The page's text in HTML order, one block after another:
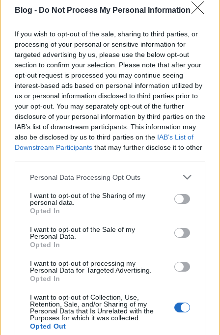
Blog - Do Not Process My Personal Information
If you wish to opt-out of the sale, sharing to third parties, or
processing of your personal or sensitive information for
targeted advertising by us, please use the below opt-out
section to confirm your selection. Please note that after your
opt-out request is processed you may continue seeing
interest-based ads based on personal information utilized by
us or personal information disclosed to third parties prior to
your opt-out. You may separately opt-out of the further
disclosure of your personal information by third parties on the
IAB’s list of downstream participants. This information may
also be disclosed by us to third parties on the IAB’s List of
Downstream Participants that may further disclose it to other
Please note that this website/app uses one or more Google
not limited to your visit or usage behaviour. You may click to
grant or deny consent to Google and its third-party tags to
use your data for below specified purposes in below Google
consent section.
Personal Data Processing Opt Outs
I want to opt-out of the Sharing of my
personal data.
Opted In
I want to opt-out of the Sale of my
Personal Data.
Opted In
I want to opt-out of processing my
Personal Data for Targeted Advertising.
Opted In
I want to opt-out of Collection, Use,
Retention, Sale, and/or Sharing of my
Personal Data that Is Unrelated with the
Purposes for which it was collected.
Opted Out
Oldalnézetből (fotó: Hajtó Bálint - HBWEB)
Szemből (kép forrása: Facebook - V43kLUB - Ottó
A mozdony nem csak új színt kapott, de rákerült az
oldalára a MÁV csoport új logója is.